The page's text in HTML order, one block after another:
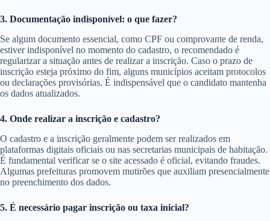
3. Documentação indisponível: o que fazer?
Se algum documento essencial, como CPF ou comprovante de renda,
estiver indisponível no momento do cadastro, o recomendado é
regularizar a situação antes de realizar a inscrição. Caso o prazo de
inscrição esteja próximo do fim, alguns municípios aceitam protocolos
ou declarações provisórias. É indispensável que o candidato mantenha
os dados atualizados.
4. Onde realizar a inscrição e cadastro?
O cadastro e a inscrição geralmente podem ser realizados em
plataformas digitais oficiais ou nas secretarias municipais de habitação.
É fundamental verificar se o site acessado é oficial, evitando fraudes.
Algumas prefeituras promovem mutirões que auxiliam presencialmente
no preenchimento dos dados.
5. É necessário pagar inscrição ou taxa inicial?